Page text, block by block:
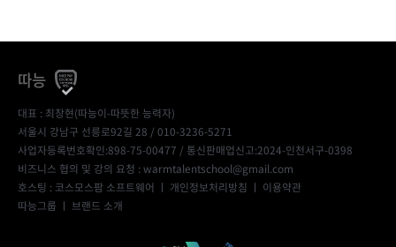
따능
대표 : 최창현(따능이-따뜻한 능력자)
서울시 강남구 선릉로92길 28 / 010-3236-5271
사업자등록번호확인:898-75-00477 / 통신판매업신고:2024-인천서구-0398
비즈니스 협의 및 강의 요청 : warmtalentschool@gmail.com
호스팅 : 코스모스팜 소프트웨어 ㅣ 개인정보처리방침 ㅣ 이용약관
따능그룹 ㅣ 브랜드 소개